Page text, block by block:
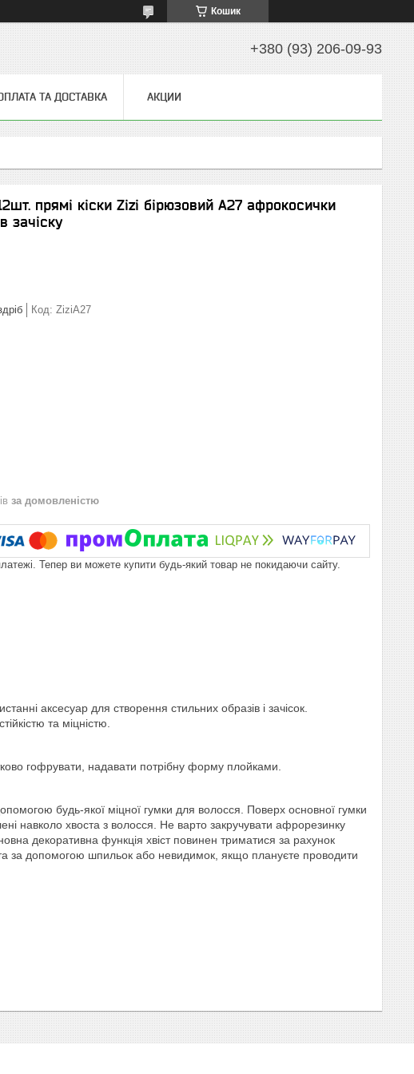
Кошик
+380 (93) 206-09-93
ТА ДОСТАВКА АКЦИИ
прямі кіски Zizi бірюзовий А27 афрокосички
зачіску
Код: ZiziА27
за домовленістю
Тепер ви можете купити будь-який товар не покидаючи сайту.
аксесуар для створення стильних образів і зачісок.
та міцністю.
гофрувати, надавати потрібну форму плойками.
будь-якої міцної гумки для волосся. Поверх основної гумки
навколо хвоста з волосся. Не варто закручувати афрорезинку
декоративна функція хвіст повинен триматися за рахунок
за допомогою шпильок або невидимок, якщо плануєте проводити